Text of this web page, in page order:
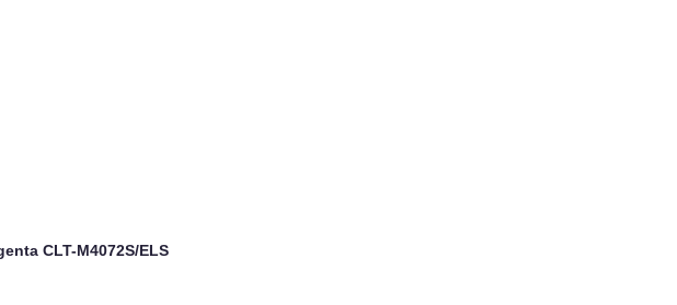
CLT-M4072S/ELS